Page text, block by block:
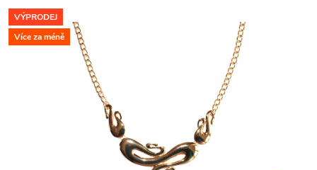
VÝPRODEJ
Více za méně